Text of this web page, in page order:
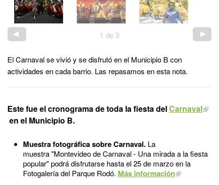
1 de 3
El Carnaval se vivió y se disfrutó en el Municipio B con
actividades en cada barrio. Las repasamos en esta nota.
Este fue elcronograma de toda la fiesta delCarnaval
en el Municipio B.
Muestra fotográfica sobre Carnaval. La
muestra "Montevideo de Carnaval - Una mirada a la fiesta
popular" podrá disfrutarse hasta el 25 de marzo en la
Fotogalería del Parque Rodó. Más información